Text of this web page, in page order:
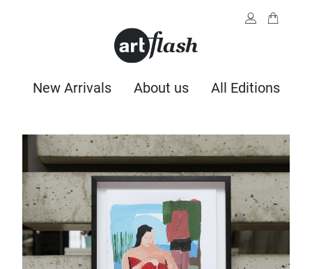
New Arrivals About us All Editions